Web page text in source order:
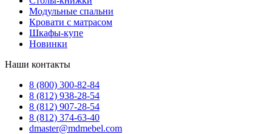
Модульные спальни
Кровати с матрасом
Шкафы-купе
Новинки
Наши контакты
8 (800) 300-82-84
8 (812) 938-28-54
8 (812) 907-28-54
8 (812) 374-63-40
dmaster@mdmebel.com